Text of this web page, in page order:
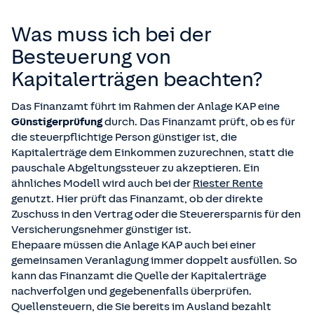
Was muss ich bei der
Besteuerung von
Kapitalerträgen beachten?
Das Finanzamt führt im Rahmen der Anlage KAP eine
Günstigerprüfungdurch. Das Finanzamt prüft, ob es für
die steuerpflichtige Person günstiger ist, die
Kapitalerträge dem Einkommen zuzurechnen, statt die
pauschale Abgeltungssteuer zu akzeptieren. Ein
ähnliches Modell wird auch bei der Riester Rente
genutzt. Hier prüft das Finanzamt, ob der direkte
Zuschuss in den Vertrag oder die Steuerersparnis für den
Versicherungsnehmer günstiger ist.
Ehepaare müssen die Anlage KAP auch bei einer
gemeinsamen Veranlagung immer doppelt ausfüllen. So
kann das Finanzamt die Quelle der Kapitalerträge
nachverfolgen und gegebenenfalls überprüfen.
Quellensteuern, die Sie bereits im Ausland bezahlt